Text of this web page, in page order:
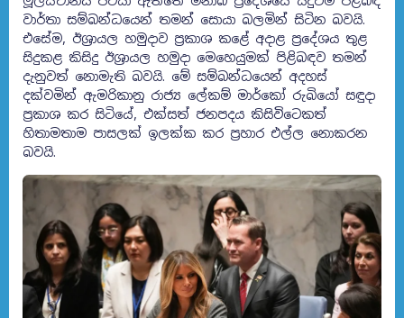
වාර්තා සම්බන්ධයෙන් තමන් සොයා බලමින් සිටින බවයි.
එසේම, ඊශ්‍රායල හමුදාව ප්‍රකාශ කළේ අදාළ ප්‍රදේශය තුළ
සිදුකළ කිසිදු ඊශ්‍රායල හමුදා මෙහෙයුමක් පිළිබඳව තමන්
දැනුවත් නොමැති බවයි. මේ සම්බන්ධයෙන් අදහස්
දක්වමින් ඇමරිකානු රාජ්‍ය ලේකම් මාර්කෝ රුබියෝ සඳුදා
ප්‍රකාශ කර සිටියේ, එක්සත් ජනපදය කිසිවිටෙකත්
හිතාමතාම පාසලක් ඉලක්ක කර ප්‍රහාර එල්ල නොකරන
බවයි.